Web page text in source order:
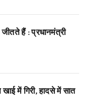
हैं : प्रधानमंत्री
में गिरी, हादसे में सात